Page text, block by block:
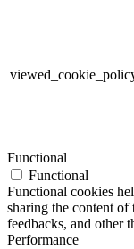
Functional
Functional
Functional cookies
sharing the content
feedbacks, and other
Performance